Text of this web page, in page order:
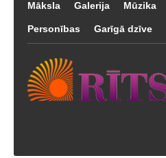
Māksla Galerija Mūzika
Personības Garīgā dzīve